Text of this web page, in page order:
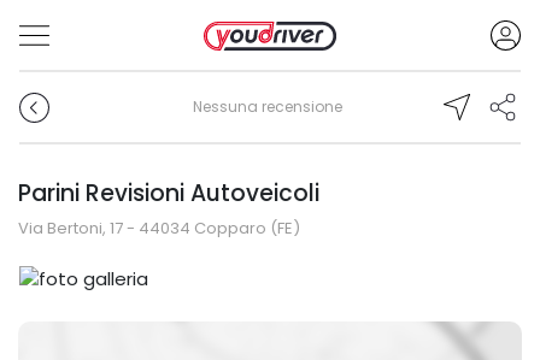
Nessuna recensione
Parini Revisioni Autoveicoli
Via Bertoni, 17 - 44034 Copparo (FE)